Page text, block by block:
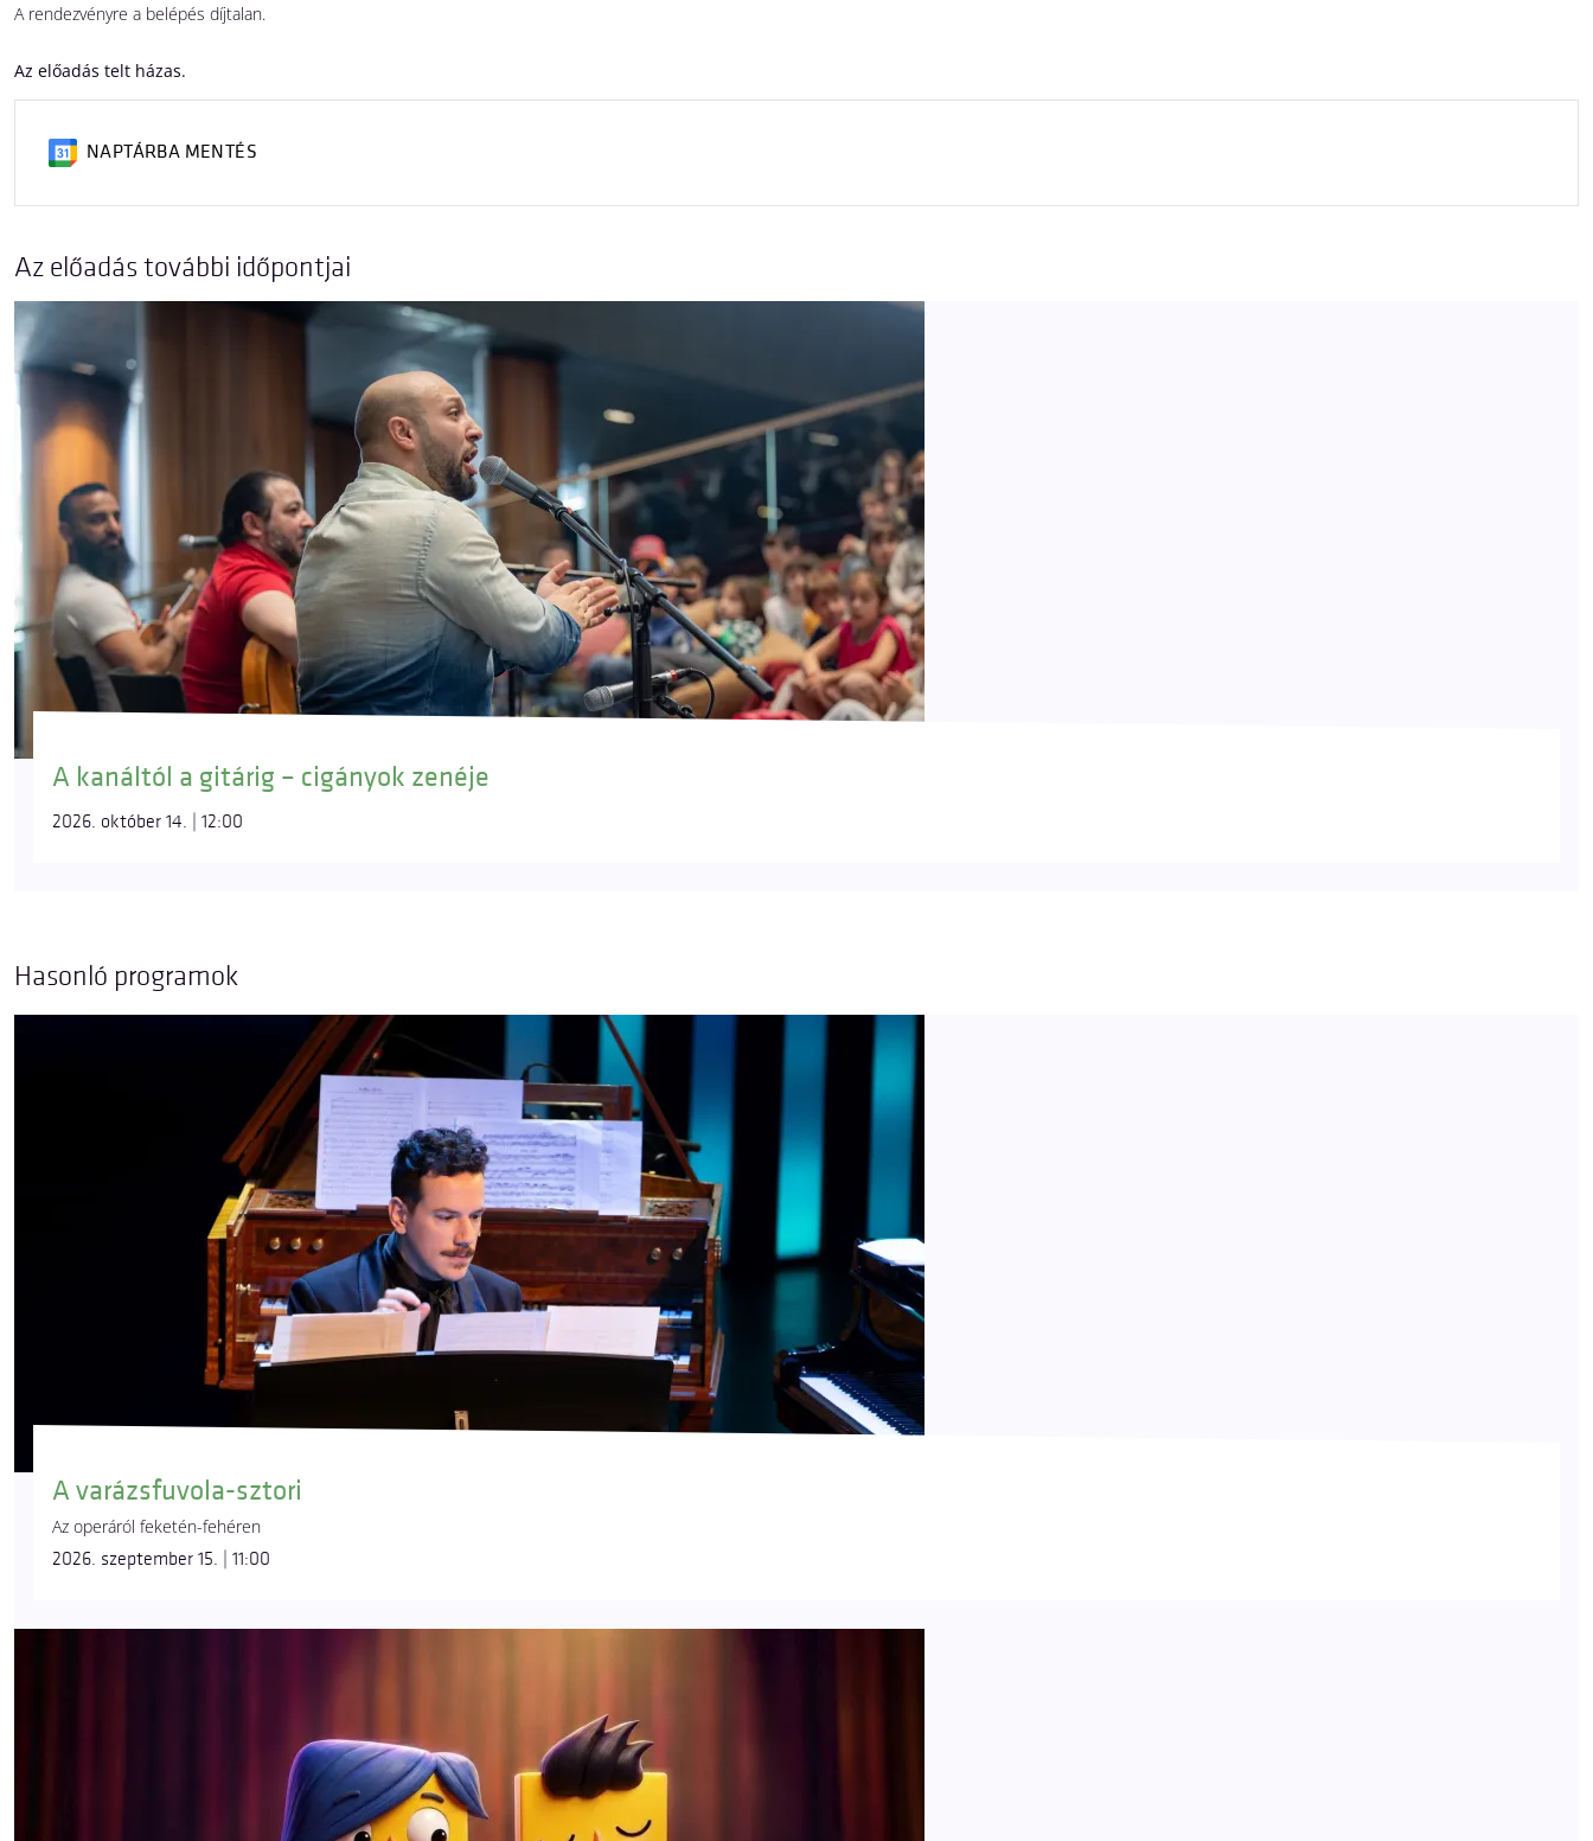
A rendezvényre a belépés díjtalan.
Az előadás telt házas.
NAPTÁRBA MENTÉS
Az előadás további időpontjai
A kanáltól a gitárig – cigányok zenéje
2026. október 14. | 12:00
Hasonló programok
A varázsfuvola-sztori
Az operáról feketén-fehéren
2026. szeptember 15. | 11:00